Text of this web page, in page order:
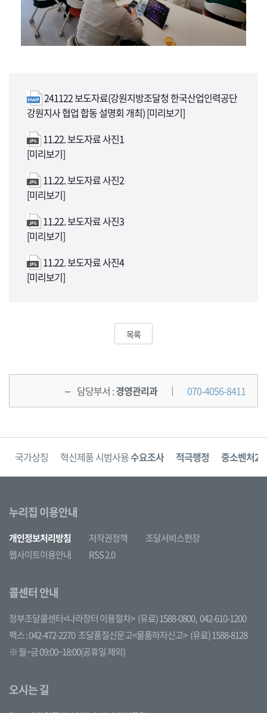
241122 보도자료(강원지방조달청 한국산업인력공단
강원지사 협업 합동 설명회 개최)[미리보기]
11.22. 보도자료 사진1
[미리보기]
11.22. 보도자료 사진2
[미리보기]
11.22. 보도자료 사진3
[미리보기]
11.22. 보도자료 사진4
[미리보기]
목록
담당부서 :경영관리과 070-4056-8411
국가상징 혁신제품 시범사용수요조사 적극행정 중소벤처24
누리집 이용안내
개인정보처리방침 저작권정책
조달서비스헌장
웹사이트이용안내
RSS 2.0
콜센터 안내
정부조달콜센터<나라장터 이용절차> (유료) 1588-0800, 042-610-1200
팩스 : 042-472-2270 조달품질신문고<물품하자신고> (유료) 1588-8128
※ 월~금 09:00~18:00(공휴일 제외)
오시는 길